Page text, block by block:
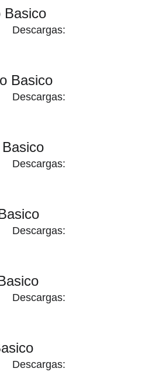
Basico
Descargas:
Basico
Descargas:
Descargas:
Descargas:
Descargas:
Descargas: